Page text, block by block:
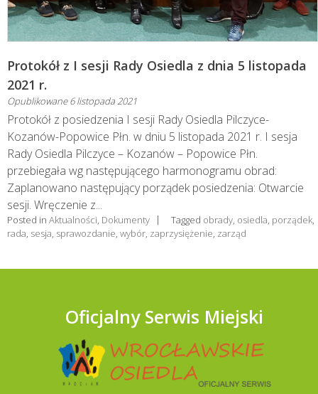
Protokół z I sesji Rady Osiedla z dnia 5 listopada
2021 r.
Opublikowane6 listopada 2021
Protokół z posiedzenia I sesji Rady Osiedla Pilczyce-
Kozanów-Popowice Płn. w dniu 5 listopada 2021 r. I sesja
Rady Osiedla Pilczyce – Kozanów – Popowice Płn.
przebiegała wg następującego harmonogramu obrad:
Zaplanowano następujący porządek posiedzenia: Otwarcie
sesji. Wręczenie z...
Posted in Aktualności Dokumenty Tagged obrady osiedla porządek
rada sesja sprawozdanie wybór zaprzysiężenie zarząd
Oficjalny Serwis Miejski